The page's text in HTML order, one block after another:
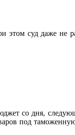
суд даже не
со дня,
под